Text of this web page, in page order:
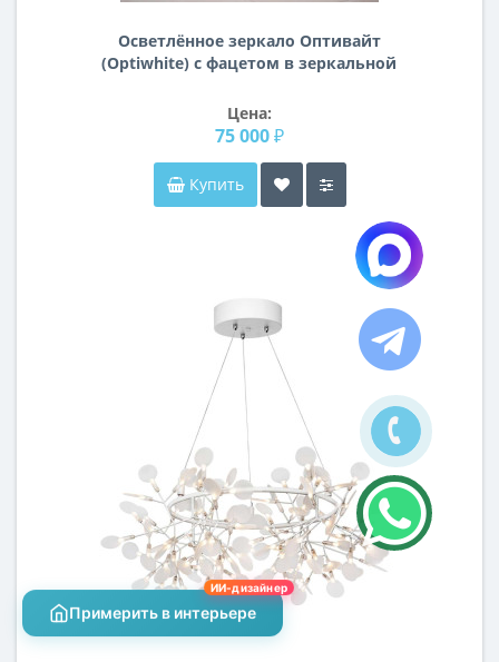
Осветлённое зеркало Оптивайт
(Optiwhite) с фацетом в зеркальной
Цена:
75 000 ₽
Купить
Примерить в интерьере
ИИ-дизайнер